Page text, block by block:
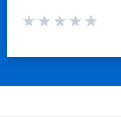
Valuta da 1 a 5 stelle la pagina